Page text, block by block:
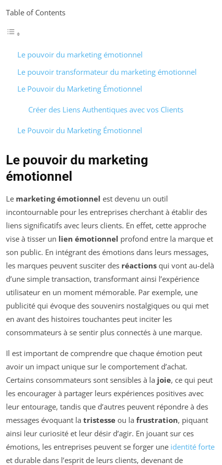
Table of Contents
Le pouvoir du marketing émotionnel
Le pouvoir transformateur du marketing émotionnel
Le Pouvoir du Marketing Émotionnel
Créer des Liens Authentiques avec vos Clients
Le Pouvoir du Marketing Émotionnel
Le pouvoir du marketing
émotionnel
Le marketing émotionnel est devenu un outil
incontournable pour les entreprises cherchant à établir des
liens significatifs avec leurs clients. En effet, cette approche
vise à tisser un lien émotionnel profond entre la marque et
son public. En intégrant des émotions dans leurs messages,
les marques peuvent susciter des réactions qui vont au-delà
d’une simple transaction, transformant ainsi l’expérience
utilisateur en un moment mémorable. Par exemple, une
publicité qui évoque des souvenirs nostalgiques ou qui met
en avant des histoires touchantes peut inciter les
consommateurs à se sentir plus connectés à une marque.
Il est important de comprendre que chaque émotion peut
avoir un impact unique sur le comportement d’achat.
Certains consommateurs sont sensibles à la joie, ce qui peut
les encourager à partager leurs expériences positives avec
leur entourage, tandis que d’autres peuvent répondre à des
messages évoquant la tristesse ou la frustration, piquant
ainsi leur curiosité et leur désir d’agir. En jouant sur ces
émotions, les entreprises peuvent se forger une identité forte
et durable dans l’esprit de leurs clients, devenant de